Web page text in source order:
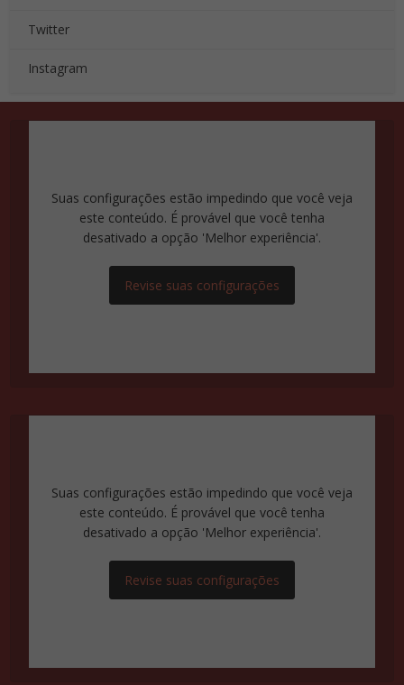
Twitter
Instagram
Suas configurações estão impedindo que você veja
este conteúdo. É provável que você tenha
desativado a opção 'Melhor experiência'.
Revise suas configurações
Suas configurações estão impedindo que você veja
este conteúdo. É provável que você tenha
desativado a opção 'Melhor experiência'.
Revise suas configurações